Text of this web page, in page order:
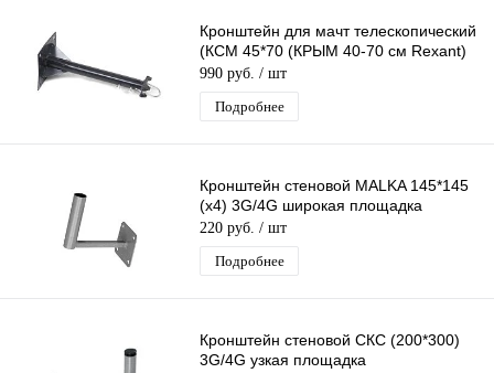
Кронштейн для мачт телескопический
(КСМ 45*70 (КРЫМ 40-70 см Rexant)
990 руб. / шт
Подробнее
Кронштейн стеновой MALKA 145*145
(х4) 3G/4G широкая площадка
220 руб. / шт
Подробнее
Кронштейн стеновой СКС (200*300)
3G/4G узкая площадка